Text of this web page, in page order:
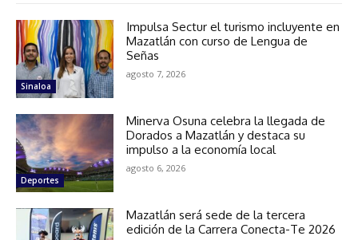
Sinaloa
Impulsa Sectur el turismo incluyente en
Mazatlán con curso de Lengua de
Señas
agosto 7, 2026
Deportes
Minerva Osuna celebra la llegada de
Dorados a Mazatlán y destaca su
impulso a la economía local
agosto 6, 2026
Mazatlán será sede de la tercera
edición de la Carrera Conecta-Te 2026